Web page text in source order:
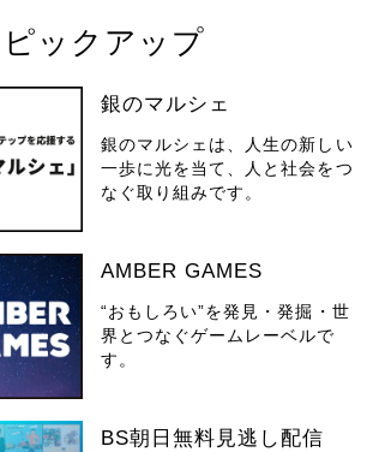
ピックアップ
銀のマルシェ
銀のマルシェは、人生の新しい
一歩に光を当て、人と社会をつ
なぐ取り組みです。
AMBER GAMES
“おもしろい”を発見・発掘・世
界とつなぐゲームレーベルで
す。
BS朝日無料見逃し配信